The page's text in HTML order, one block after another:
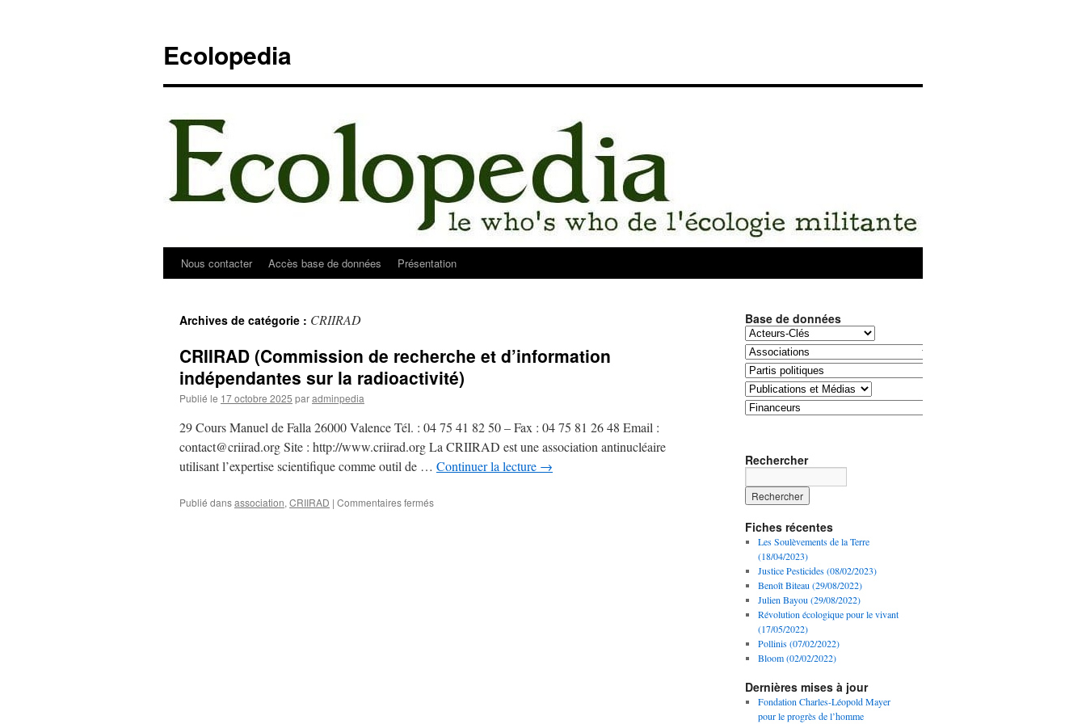
contenu
Ecolopedia
Nous contacter Accès base de données Présentation
Archives de catégorie : CRIIRAD
CRIIRAD (Commission de recherche et d’information
indépendantes sur la radioactivité)
Publié le 17 octobre 2025 paradminpedia
29 Cours Manuel de Falla 26000 Valence Tél. : 04 75 41 82 50 – Fax : 04 75 81 26 48 Email :
contact@criirad.org Site : http://www.criirad.org La CRIIRAD est une association antinucléaire
utilisant l’expertise scientifique comme outil de … Continuer la lecture →
Publié dansassociation, CRIIRAD | Commentaires ferméssur
Base de données
Rechercher
Fiches récentes
Les Soulèvements de la Terre
(18/04/2023)
Justice Pesticides (08/02/2023)
Benoît Biteau (29/08/2022)
Julien Bayou (29/08/2022)
Révolution écologique pour le vivant
(17/05/2022)
Pollinis (07/02/2022)
Bloom (02/02/2022)
Dernières mises à jour
Fondation Charles-Léopold Mayer
pour le progrès de l’homme